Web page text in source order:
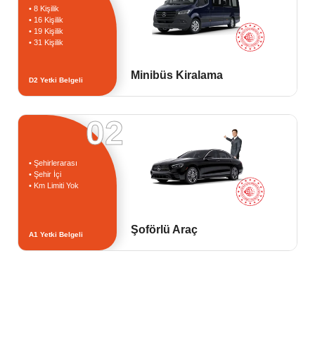
• 8 Kişilik
• 16 Kişilik
• 19 Kişilik
• 31 Kişilik
D2 Yetki Belgeli Minibüs Kiralama
02
• Şehirlerarası
• Şehir İçi
• Km Limiti Yok
A1 Yetki Belgeli Şoförlü Araç